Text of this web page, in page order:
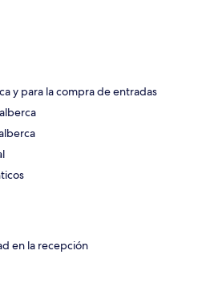
y para la compra de entradas
en la recepción